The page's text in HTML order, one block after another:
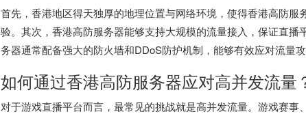
首先，香港地区得天独厚的地理位置与网络环境，使得香港高防
验。其次，香港高防服务器能够支持大规模的流量接入，保证直
务器通常配备强大的防火墙和DDoS防护机制，能够有效应对流量攻
如何通过香港高防服务器应对高并发流量
对于游戏直播平台而言，最常见的挑战就是高并发流量。游戏赛